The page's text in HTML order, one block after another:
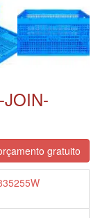
gratuito